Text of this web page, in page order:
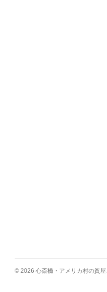
© 2026 心斎橋・アメリカ村の質屋